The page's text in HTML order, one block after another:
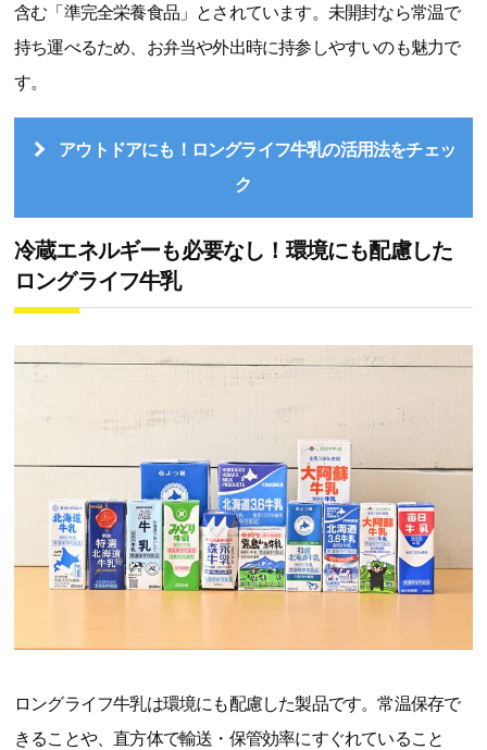
含む「準完全栄養食品」とされています。未開封なら常温で
持ち運べるため、お弁当や外出時に持参しやすいのも魅力で
す。
アウトドアにも！ロングライフ牛乳の活用法をチェッ
ク
冷蔵エネルギーも必要なし！環境にも配慮した
ロングライフ牛乳
ロングライフ牛乳は環境にも配慮した製品です。常温保存で
きることや、直方体で輸送・保管効率にすぐれていること